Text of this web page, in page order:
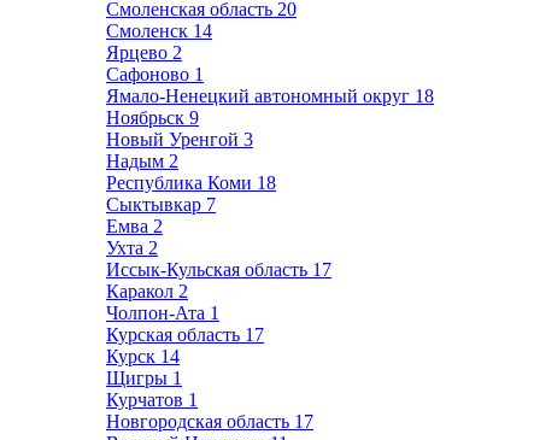
Смоленская область 20
Смоленск 14
Ярцево 2
Сафоново 1
Ямало-Ненецкий автономный округ 18
Ноябрьск 9
Новый Уренгой 3
Надым 2
Республика Коми 18
Сыктывкар 7
Емва 2
Ухта 2
Иссык-Кульская область 17
Каракол 2
Чолпон-Ата 1
Курская область 17
Курск 14
Щигры 1
Курчатов 1
Новгородская область 17